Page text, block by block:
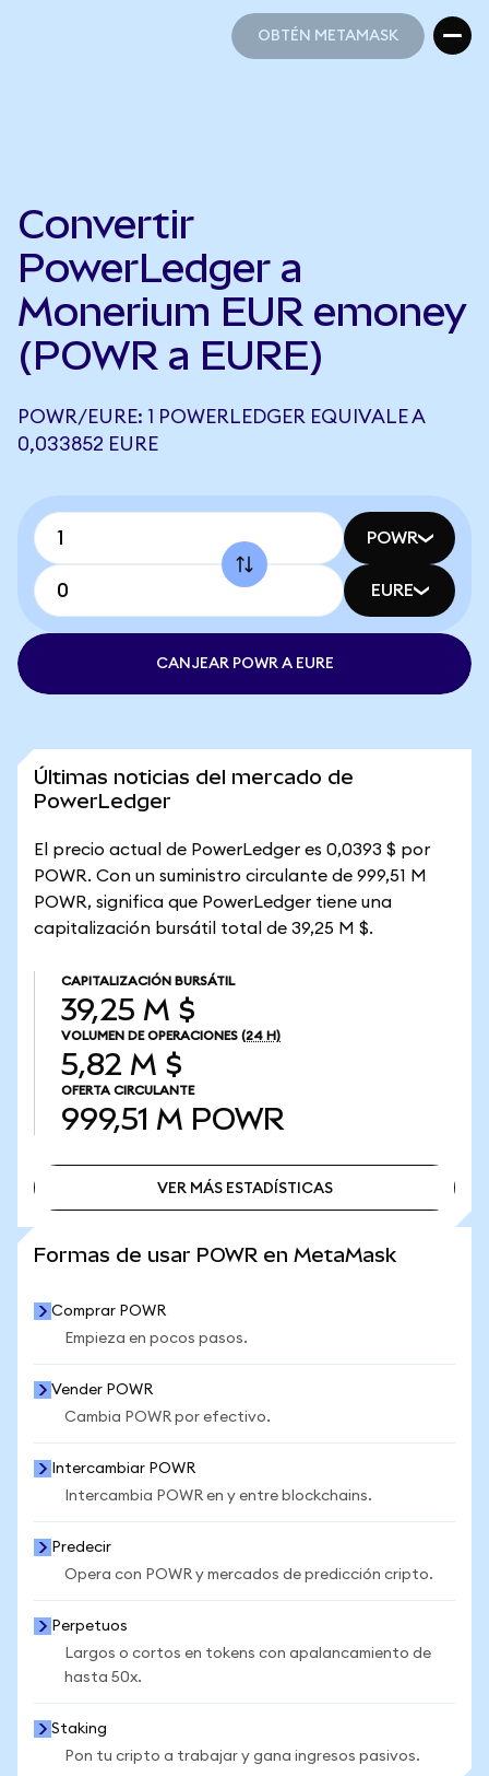
OBTÉN METAMASK
Convertir
PowerLedger a
Monerium EUR emoney
(POWR a EURE)
POWR/EURE: 1 POWERLEDGER EQUIVALE A
0,033852 EURE
POWR
EURE
CANJEAR POWR A EURE
Últimas noticias del mercado de
PowerLedger
El precio actual de PowerLedger es 0,0393 $ por
POWR. Con un suministro circulante de 999,51 M
POWR, significa que PowerLedger tiene una
capitalización bursátil total de 39,25 M $.
CAPITALIZACIÓN BURSÁTIL
39,25 M $
VOLUMEN DE OPERACIONES (24 H)
5,82 M $
OFERTA CIRCULANTE
999,51 M POWR
VER MÁS ESTADÍSTICAS
Formas de usar POWR en MetaMask
Comprar POWR
Empieza en pocos pasos.
Vender POWR
Cambia POWR por efectivo.
Intercambiar POWR
Intercambia POWR en y entre blockchains.
Predecir
Opera con POWR y mercados de predicción cripto.
Perpetuos
Largos o cortos en tokens con apalancamiento de
hasta 50x.
Staking
Pon tu cripto a trabajar y gana ingresos pasivos.